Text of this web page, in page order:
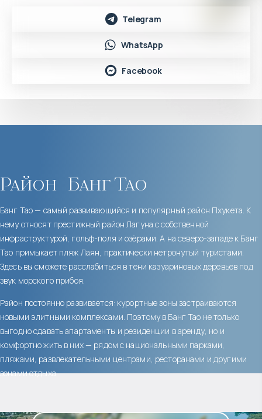
Telegram
WhatsApp
Facebook
Район Банг Тао
Банг Тао — самый развивающийся и популярный район Пхукета. К
нему относят престижный район Лагуна с собственной
инфраструктурой, гольф-поля и озёрами. А на северо-западе к Банг
Тао примыкает пляж Лаян, практически нетронутый туристами.
Здесь вы сможете расслабиться в тени казуариновых деревьев под
звук морского прибоя.
Район постоянно развивается: курортные зоны застраиваются
новыми элитными комплексами. Поэтому в Банг Тао не только
выгодно сдавать апартаменты и резиденции в аренду, но и
комфортно жить в них — рядом с национальными парками,
пляжами, развлекательными центрами, ресторанами и другими
зонами отдыха.